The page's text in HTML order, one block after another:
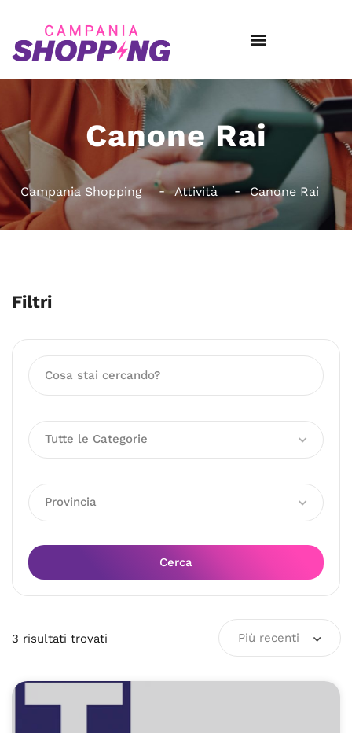
Canone Rai
Campania Shopping Attività Canone Rai
Filtri
Tutte le Categorie
Provincia
Cerca
3 risultati trovati Più recenti